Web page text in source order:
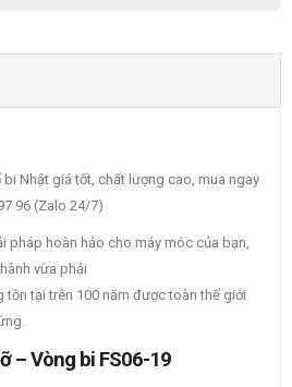
bi Nhật giá tốt, chất lượng cao, mua ngay
96 (Zalo 24/7)
pháp hoàn hảo cho máy móc của bạn,
vừa phải
tồn tại trên 100 năm được toàn thế giới
– Vòng bi FS06-19